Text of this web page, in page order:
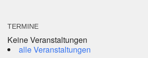
TERMINE
Keine Veranstaltungen
alle Veranstaltungen